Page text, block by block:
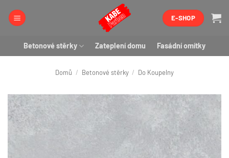
E-SHOP
Betonové stěrky Zateplení domu Fasádní omítky
Domů / Betonové stěrky / Do Koupelny